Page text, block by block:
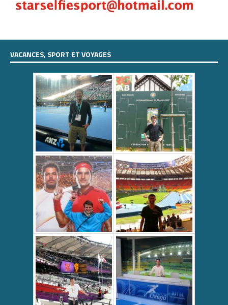
VACANCES, SPORT ET VOYAGES